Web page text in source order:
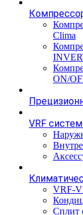
Clima
ON/
VRF
VRF-
Сплит